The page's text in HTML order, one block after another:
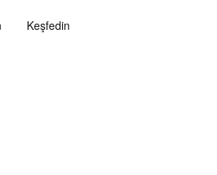
Keşfedin